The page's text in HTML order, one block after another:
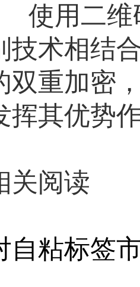
二维码作
技术相结
双重加密
挥其优势
阅读
粘标签市